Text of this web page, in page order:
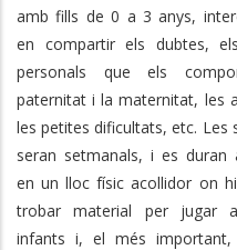
amb fills de 0 a 3 anys,
en compartir els dubtes,
personals que els
paternitat i la maternitat, les
les petites dificultats, etc. Les
seran setmanals, i es duran
en un lloc físic acollidor on
trobar material per jugar
infants i, el més important,